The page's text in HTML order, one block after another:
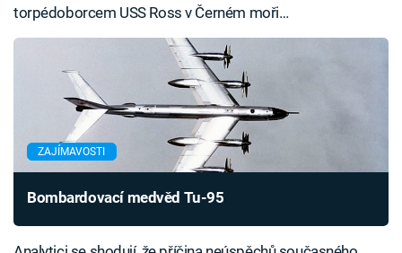
torpédoborcem USS Ross v Černém moři…
ZAJÍMAVOSTI
Bombardovací medvěd Tu-95